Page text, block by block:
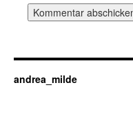
andrea_milde